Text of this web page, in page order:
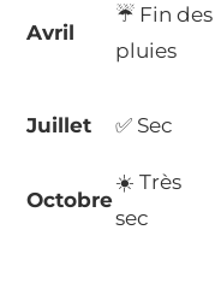
Avril
☔ Fin des
pluies
Juillet ✅ Sec
Octobre
☀️ Très
sec